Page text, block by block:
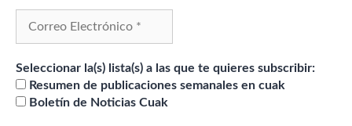
Seleccionar la(s) lista(s) a las que te quieres subscribir:
Resumen de publicaciones semanales en cuak
Boletín de Noticias Cuak